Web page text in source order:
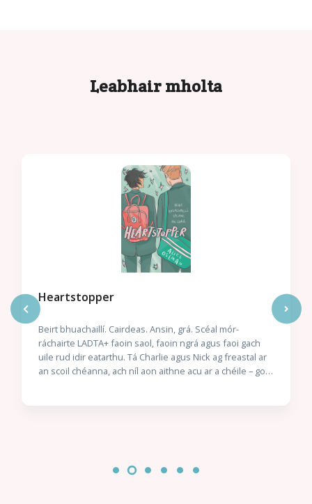
Leabhair mholta
Heartstopper
Beirt bhuachaillí. Cairdeas. Ansin, grá. Scéal mór-
ráchairte LADTA+ faoin saol, faoin ngrá agus faoi gach
uile rud idir eatarthu. Tá Charlie agus Nick ag freastal ar
an scoil chéanna, ach níl aon aithne acu ar a chéile – go